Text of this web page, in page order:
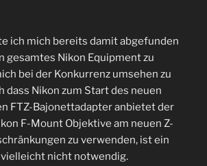
ich mich bereits damit abgefunden
gesamtes Nikon Equipment zu
bei der Konkurrenz umsehen zu
dass Nikon zum Start des neuen
FTZ-Bajonettadapter anbietet der
F-Mount Objektive am neuen Z-
zu verwenden, ist ein
nicht notwendig.